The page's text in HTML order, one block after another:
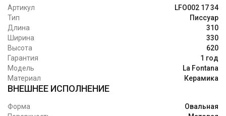
Артикул
LFO002 17 34
Тип
Писсуар
Длина
310
Ширина
330
Высота
620
Гарантия
1 год
Модель
La Fontana
Материал
Керамика
ВНЕШНЕЕ ИСПОЛНЕНИЕ
Форма
Овальная